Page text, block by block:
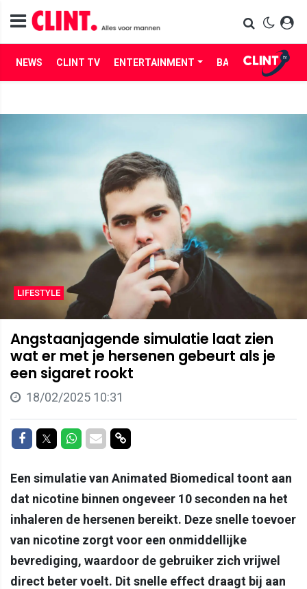
NEWS CLINT TV ENTERTAINMENT BABES LIFE
LIFESTYLE
Angstaanjagende simulatie laat zien
wat er met je hersenen gebeurt als je
een sigaret rookt
18/02/2025 10:31
Delen op Facebook
Delen op Twitter
Delen op Whatsapp
Delen via Mail
Delen via link
Een simulatie van Animated Biomedical toont aan
dat nicotine binnen ongeveer 10 seconden na het
inhaleren de hersenen bereikt. Deze snelle toevoer
van nicotine zorgt voor een onmiddellijke
bevrediging, waardoor de gebruiker zich vrijwel
direct beter voelt. Dit snelle effect draagt bij aan